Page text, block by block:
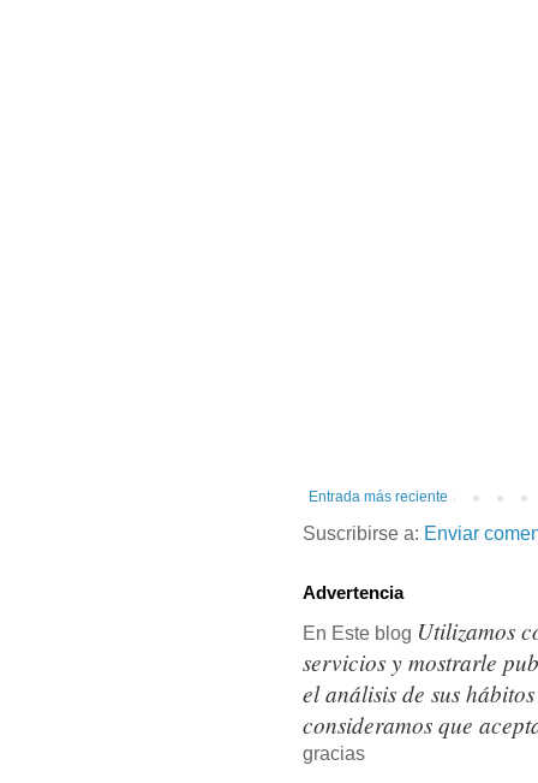
Entrada más reciente
Suscribirse a: Enviar
Advertencia
En Este blog Utilizamos
servicios y mostrarle
el análisis de sus
consideramos que
gracias